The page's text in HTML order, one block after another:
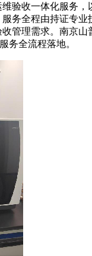
收一体化服务，
务全程由持证专
理需求。南京
务全流程落地。